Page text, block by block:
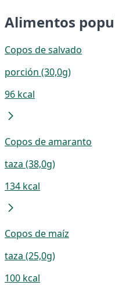
Alimentos
Copos de salvado
porción (30,0g)
96 kcal
Copos de amaranto
taza (38,0g)
134 kcal
Copos de maíz
taza (25,0g)
100 kcal